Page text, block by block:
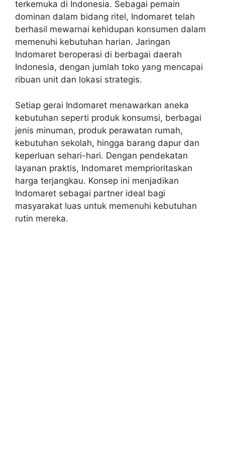
terkemuka di Indonesia. Sebagai pemain
dominan dalam bidang ritel, Indomaret telah
berhasil mewarnai kehidupan konsumen dalam
memenuhi kebutuhan harian. Jaringan
Indomaret beroperasi di berbagai daerah
Indonesia, dengan jumlah toko yang mencapai
ribuan unit dan lokasi strategis.
Setiap gerai Indomaret menawarkan aneka
kebutuhan seperti produk konsumsi, berbagai
jenis minuman, produk perawatan rumah,
kebutuhan sekolah, hingga barang dapur dan
keperluan sehari-hari. Dengan pendekatan
layanan praktis, Indomaret memprioritaskan
harga terjangkau. Konsep ini menjadikan
Indomaret sebagai partner ideal bagi
masyarakat luas untuk memenuhi kebutuhan
rutin mereka.